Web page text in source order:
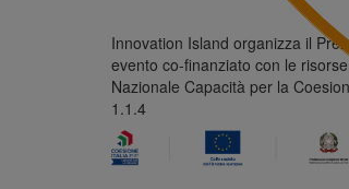
Innovation Island organizza il
evento co-finanziato con le
Nazionale Capacità per la
1.1.4